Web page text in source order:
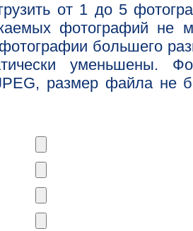
от 1 до 5
фотографий не
большего
уменьшены.
размер файла не